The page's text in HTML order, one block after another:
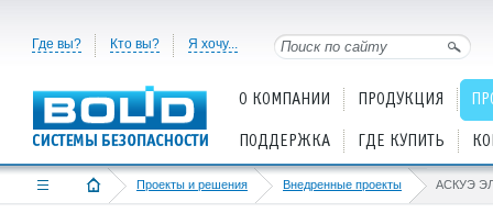
Где вы? Кто вы? Я хочу...
О КОМПАНИИ ПРОДУКЦИЯ
ПОДДЕРЖКА ГДЕ КУПИТЬ
Проекты и решения Внедренные проекты